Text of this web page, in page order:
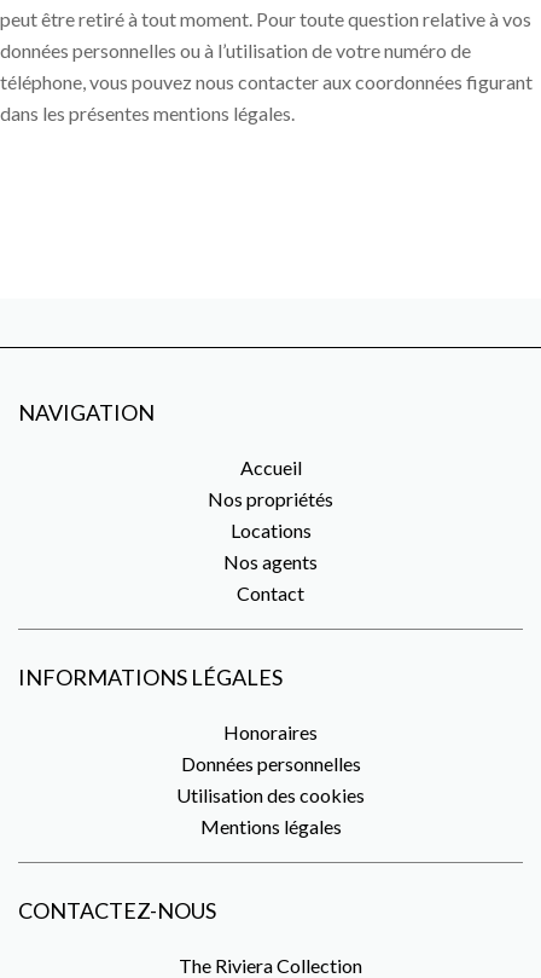
peut être retiré à tout moment. Pour toute question relative à vos
données personnelles ou à l’utilisation de votre numéro de
téléphone, vous pouvez nous contacter aux coordonnées figurant
dans les présentes mentions légales.
NAVIGATION
Accueil
Nos propriétés
Locations
Nos agents
Contact
INFORMATIONS LÉGALES
Honoraires
Données personnelles
Utilisation des cookies
Mentions légales
CONTACTEZ-NOUS
The Riviera Collection